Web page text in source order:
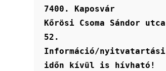
7400. Kaposvár
Kőrösi Csoma Sándor utca
52.
Információ/nyitvatartási
időn kívül is hívható!